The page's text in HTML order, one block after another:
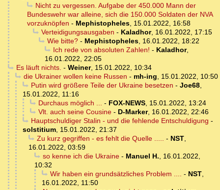
Nicht zu vergessen. Aufgabe der 450.000 Mann der
Bundeswehr war alleine, sich die 150.000 Soldaten der NVA
vorzuknöpfen - Mephistopheles, 15.01.2022, 16:58
Verteidigungsausgaben - Kaladhor, 16.01.2022, 17:15
Wie bitte?- Mephistopheles, 16.01.2022, 18:22
Ich rede von absoluten Zahlen! - Kaladhor,
16.01.2022, 22:05
Es läuft nichts. - Weiner, 15.01.2022, 10:34
die Ukrainer wollen keine Russen - mh-ing, 15.01.2022, 10:50
Putin wird größere Teile der Ukraine besetzen - Joe68,
15.01.2022, 11:16
Durchaus möglich ... - FOX-NEWS, 15.01.2022, 13:24
Vlt. auch seine Cousine- D-Marker, 16.01.2022, 22:46
Hauptschuldiger Stalin - und die fehlende Entschuldigung -
solstitium, 15.01.2022, 21:37
Zu kurz gegriffen - es fehlt die Quelle ..... - NST,
16.01.2022, 03:59
so kenne ich die Ukraine- Manuel H., 16.01.2022,
10:32
Wir haben ein grundsätzliches Problem .... - NST,
16.01.2022, 11:50